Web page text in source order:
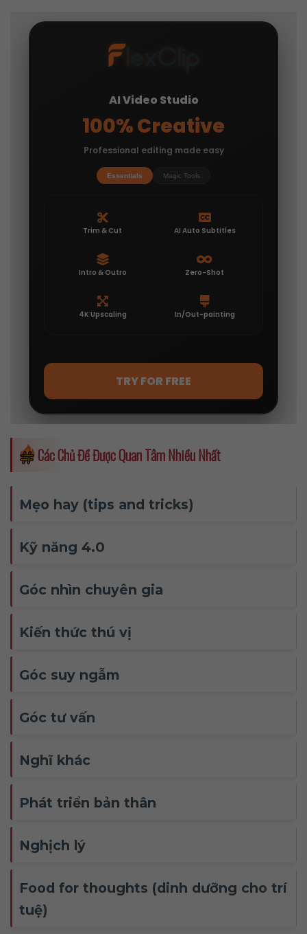
Các Chủ Đề Được Quan Tâm Nhiều Nhất
Mẹo hay (tips and tricks)
Kỹ năng 4.0
Góc nhìn chuyên gia
Kiến thức thú vị
Góc suy ngẫm
Góc tư vấn
Nghĩ khác
Phát triển bản thân
Nghịch lý
Food for thoughts (dinh dưỡng cho trí
tuệ)